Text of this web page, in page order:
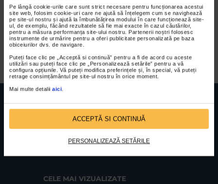
Pe lângă cookie-urile care sunt strict necesare pentru funcționarea acestui
site web, folosim cookie-uri care ne ajută să înțelegem cum se navighează
pe site-ul nostru și ajută la îmbunătățirea modului în care funcționează site-
ul, de exemplu, făcând rezultatele să fie mai exacte în cazul căutărilor,
pentru a măsura performanța site-ului nostru. Partenerii noștri folosesc
instrumente de urmărire pentru a oferi publicitate personalizată pe baza
obiceiurilor dvs. de navigare.
Puteți face clic pe „Acceptă si continuă” pentru a fi de acord cu aceste
utilizări sau puteți face clic pe „Personalizează setările” pentru a vă
configura opțiunile. Vă puteți modifica preferințele și, în special, vă puteți
retrage consimțământul pe site-ul nostru în orice moment.
Mai multe detalii aici
ACCEPTĂ SI CONTINUĂ
PERSONALIZEAZĂ SETĂRILE
Irina Cristescu & Ioan
Sbarciu la MoBU
Cod fiscal: 9164384Sediu social: Str. Delfinului, Nr. 6, parter Bl. 42,
CELE MAI VIZUALIZATE